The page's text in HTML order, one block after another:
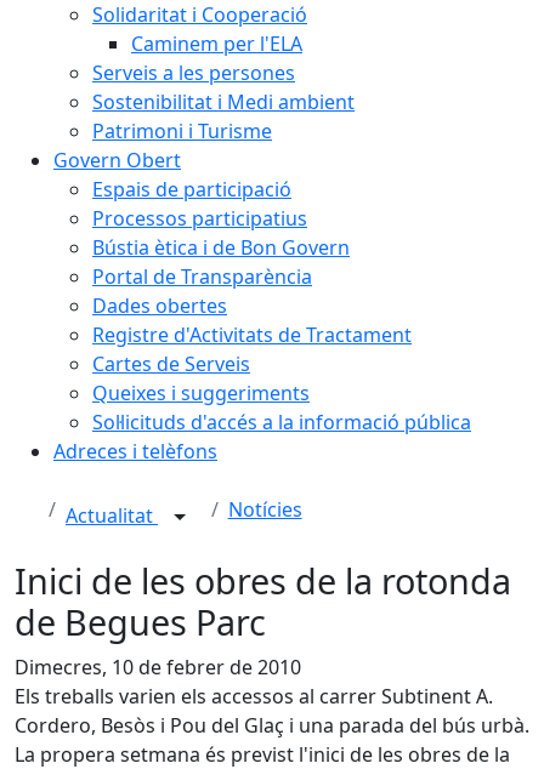
Solidaritat i Cooperació
Caminem per l'ELA
Serveis a les persones
Sostenibilitat i Medi ambient
Patrimoni i Turisme
Govern Obert
Espais de participació
Processos participatius
Bústia ètica i de Bon Govern
Portal de Transparència
Dades obertes
Registre d'Activitats de Tractament
Cartes de Serveis
Queixes i suggeriments
Sol·licituds d'accés a la informació pública
Adreces i telèfons
Actualitat Notícies
Inici de les obres de la rotonda
de Begues Parc
Dimecres, 10 de febrer de 2010
Els treballs varien els accessos al carrer Subtinent A.
Cordero, Besòs i Pou del Glaç i una parada del bús urbà.
La propera setmana és previst l'inici de les obres de la